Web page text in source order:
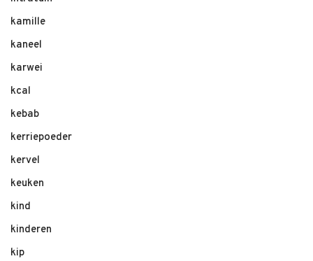
kamille
kaneel
karwei
kcal
kebab
kerriepoeder
kervel
keuken
kind
kinderen
kip